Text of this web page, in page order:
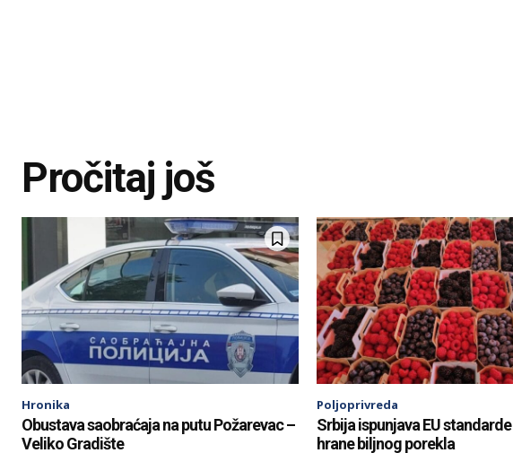
Pročitaj još
Hronika
Obustava saobraćaja na putu Požarevac –
Veliko Gradište
Poljoprivreda
Srbija ispunjava EU
hrane biljnog porekla